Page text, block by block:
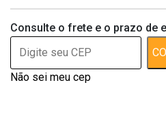
Consulte o frete e o prazo de
Não sei meu cep